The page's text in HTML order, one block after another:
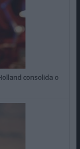
consolida o